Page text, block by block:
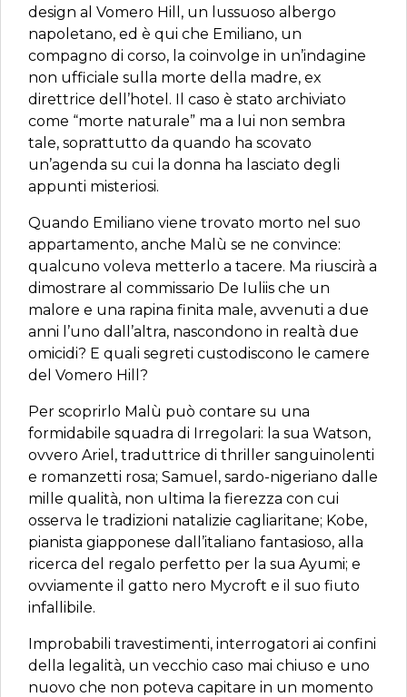
design al Vomero Hill, un lussuoso albergo
napoletano, ed è qui che Emiliano, un
compagno di corso, la coinvolge in un’indagine
non ufficiale sulla morte della madre, ex
direttrice dell’hotel. Il caso è stato archiviato
come “morte naturale” ma a lui non sembra
tale, soprattutto da quando ha scovato
un’agenda su cui la donna ha lasciato degli
appunti misteriosi.
Quando Emiliano viene trovato morto nel suo
appartamento, anche Malù se ne convince:
qualcuno voleva metterlo a tacere. Ma riuscirà a
dimostrare al commissario De Iuliis che un
malore e una rapina finita male, avvenuti a due
anni l’uno dall’altra, nascondono in realtà due
omicidi? E quali segreti custodiscono le camere
del Vomero Hill?
Per scoprirlo Malù può contare su una
formidabile squadra di Irregolari: la sua Watson,
ovvero Ariel, traduttrice di thriller sanguinolenti
e romanzetti rosa; Samuel, sardo-nigeriano dalle
mille qualità, non ultima la fierezza con cui
osserva le tradizioni natalizie cagliaritane; Kobe,
pianista giapponese dall’italiano fantasioso, alla
ricerca del regalo perfetto per la sua Ayumi; e
ovviamente il gatto nero Mycroft e il suo fiuto
infallibile.
Improbabili travestimenti, interrogatori ai confini
della legalità, un vecchio caso mai chiuso e uno
nuovo che non poteva capitare in un momento